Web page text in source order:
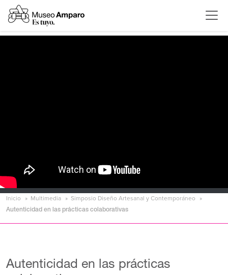
Inicio Multimedia Simposio Diseño Artesanal y Contemporáneo
Autenticidad en las prácticas colaborativas
Autenticidad en las prácticas